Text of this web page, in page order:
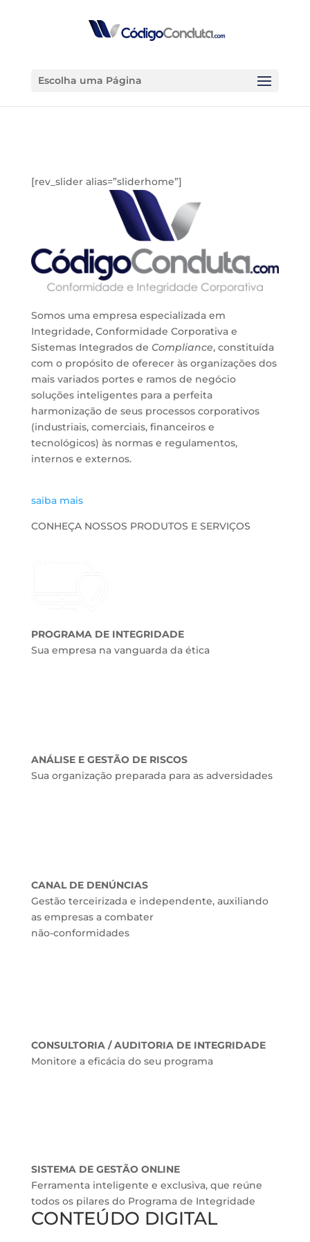
Escolha uma Página
[rev_slider alias=”sliderhome”]
Somos uma empresa especializada em
Integridade, Conformidade Corporativa e
Sistemas Integrados de Compliance, constituída
com o propósito de oferecer às organizações dos
mais variados portes e ramos de negócio
soluções inteligentes para a perfeita
harmonização de seus processos corporativos
(industriais, comerciais, financeiros e
tecnológicos) às normas e regulamentos,
internos e externos.
saiba mais
CONHEÇA NOSSOS PRODUTOS E SERVIÇOS
PROGRAMA DE INTEGRIDADE
Sua empresa na vanguarda da ética
ANÁLISE E GESTÃO DE RISCOS
Sua organização preparada para as adversidades
CANAL DE DENÚNCIAS
Gestão terceirizada e independente, auxiliando
as empresas a combater
não-conformidades
CONSULTORIA / AUDITORIA DE INTEGRIDADE
Monitore a eficácia do seu programa
SISTEMA DE GESTÃO ONLINE
Ferramenta inteligente e exclusiva, que reúne
todos os pilares do Programa de Integridade
CONTEÚDO DIGITAL